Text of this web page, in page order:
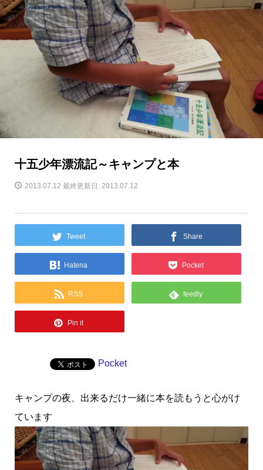
十五少年漂流記～キャンプと本
2013.07.12 最終更新日: 2013.07.12
Tweet Share
Hatena Pocket
RSS feedly
Pin it
Pocket
キャンプの夜、出来るだけ一緒に本を読もうと心がけ
ています